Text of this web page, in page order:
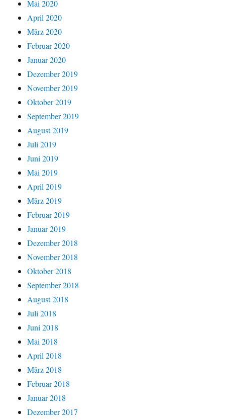
Mai 2020
April 2020
März 2020
Februar 2020
Januar 2020
Dezember 2019
November 2019
Oktober 2019
September 2019
August 2019
Juli 2019
Juni 2019
Mai 2019
April 2019
März 2019
Februar 2019
Januar 2019
Dezember 2018
November 2018
Oktober 2018
September 2018
August 2018
Juli 2018
Juni 2018
Mai 2018
April 2018
März 2018
Februar 2018
Januar 2018
Dezember 2017